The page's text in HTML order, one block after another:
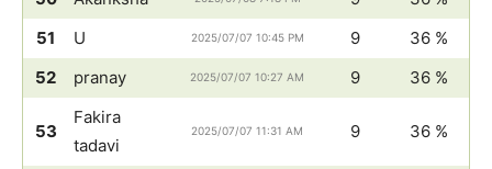
51
U 2025/07/07 10:45 PM 9
36 %
52
pranay 2025/07/07 10:27 AM 9 36 %
53
Fakira
tadavi
2025/07/07 11:31 AM 9 36 %